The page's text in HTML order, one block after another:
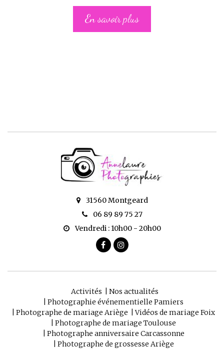
En savoir plus
31560 Montgeard
06 89 89 75 27
Vendredi : 10h00 - 20h00
Activités
Nos actualités
Photographie événementielle Pamiers
Photographe de mariage Ariège
Vidéos de mariage Foix
Photographe de mariage Toulouse
Photographe anniversaire Carcassonne
Photographe de grossesse Ariège